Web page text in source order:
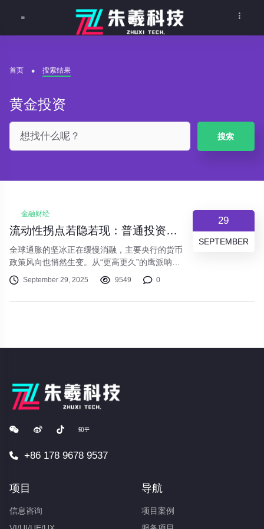
首页 搜索结果
黄金投资
搜索
29
SEPTEMBER
金融财经
流动性拐点若隐若现：普通投资者的“钱袋子”该如何布局？
全球通胀的坚冰正在缓慢消融，主要央行的货币
政策风向也悄然生变。从“更高更久”的鹰派呐
喊，到对降息时点的谨慎博弈，我们似乎正站在
一个流动性周期转换的十字路口。这对每一位投
September 29, 2025 9549 0
+86 178 9678 9537
项目
信息咨询
导航
项目案例